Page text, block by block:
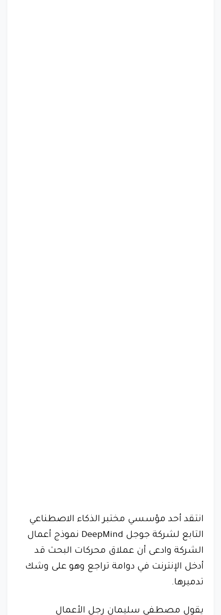
انتقد أحد مؤسسي مختبر الذكاء الاصطناعي
التابع لشركة جوجل DeepMind نموذج أعمال
الشركة وادعى أن عملاق محركات البحث قد
أدخل الإنترنت في دوامة تراجع وهو على وشك
تدميرها.
يقول مصطفى سليمان رجل الأعمال